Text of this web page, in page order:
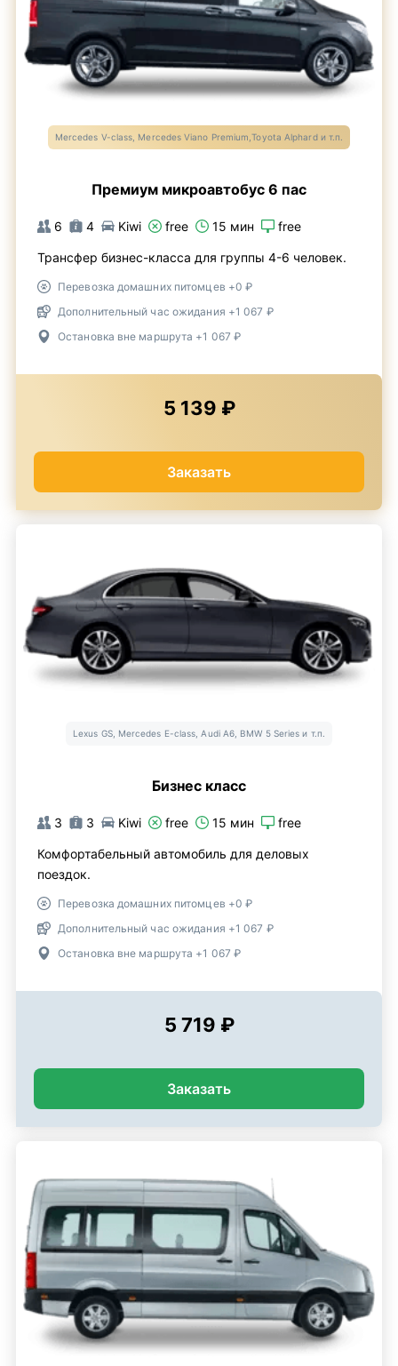
Mercedes V-class, Mercedes Viano Premium,Toyota Alphard и т.п.
Премиум микроавтобус 6 пас
6 4 Kiwi free 15 мин free
Трансфер бизнес-класса для группы 4-6 человек.
Перевозка домашних питомцев +0 ₽
Дополнительный час ожидания +1 067 ₽
Остановка вне маршрута +1 067 ₽
5 139 ₽
Заказать
Lexus GS, Mercedes E-class, Audi A6, BMW 5 Series и т.п.
Бизнес класс
3 3 Kiwi free 15 мин free
Комфортабельный автомобиль для деловых
поездок.
Перевозка домашних питомцев +0 ₽
Дополнительный час ожидания +1 067 ₽
Остановка вне маршрута +1 067 ₽
5 719 ₽
Заказать